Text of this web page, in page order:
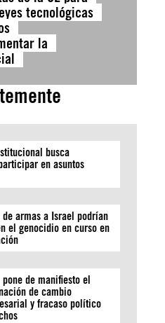
tecnológicas
la
busca
en asuntos
armas a Israel podrían
el genocidio en curso en
de manifiesto el
de cambio
y fracaso político